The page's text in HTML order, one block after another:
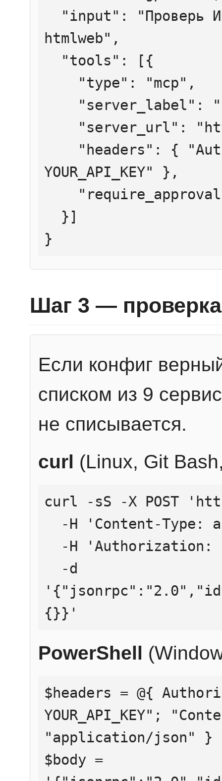
htmlweb",
YOUR_API_KEY" },
}
Шаг 3 — проверка
Если конфиг
списком из 9
не списывается.
curl (Linux, Git
curl -sS -X POST
{}}'
PowerShell
$headers = @{
YOUR_API_KEY";
"application/json" }
$body =